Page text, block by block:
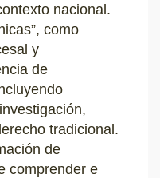
nacional.
como
y
de
tradicional.
de
comprender e